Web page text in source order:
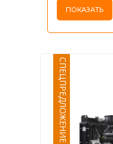
СПЕЦПРЕДЛОЖЕНИЕ